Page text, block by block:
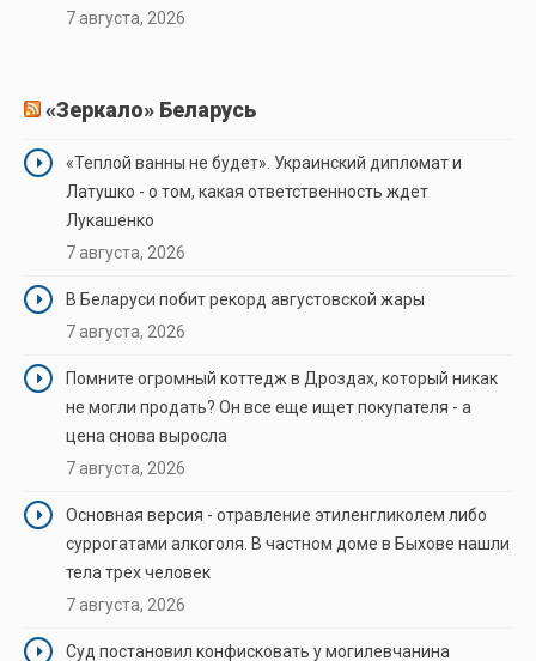
7 августа, 2026
«Зеркало» Беларусь
«Теплой ванны не будет». Украинский дипломат и
Латушко - о том, какая ответственность ждет
Лукашенко
7 августа, 2026
В Беларуси побит рекорд августовской жары
7 августа, 2026
Помните огромный коттедж в Дроздах, который никак
не могли продать? Он все еще ищет покупателя - а
цена снова выросла
7 августа, 2026
Основная версия - отравление этиленгликолем либо
суррогатами алкоголя. В частном доме в Быхове нашли
тела трех человек
7 августа, 2026
Суд постановил конфисковать у могилевчанина